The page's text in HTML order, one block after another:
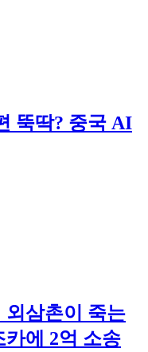
뚝딱? 중국 AI
외삼촌이 죽는
카에 2억 소송